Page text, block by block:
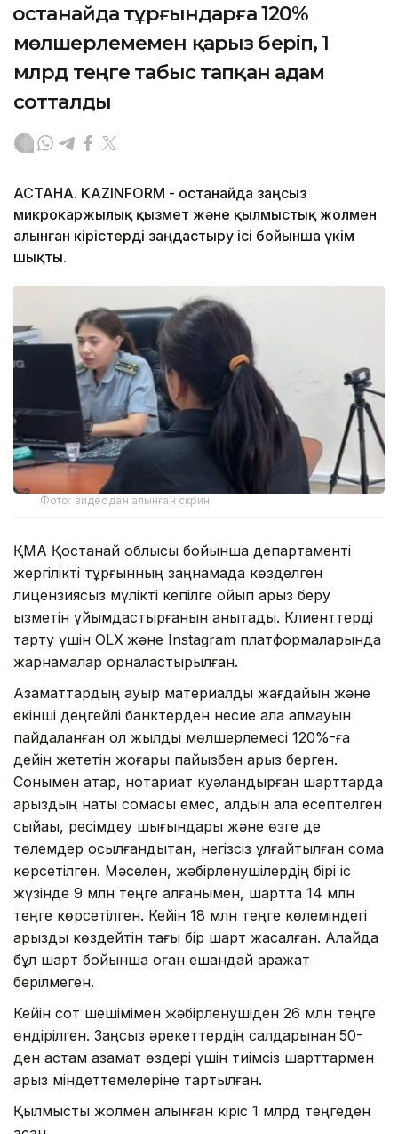
Қостанайда тұрғындарға 120%
мөлшерлемемен қарыз беріп, 1
млрд теңге табыс тапқан адам
сотталды
АСТАНА. KAZINFORM - Қостанайда заңсыз
микрокаржылық қызмет және қылмыстық жолмен
алынған кірістерді заңдастыру ісі бойынша үкім
шықты.
Фото: видеодан алынған скрин
ҚМА Қостанай облысы бойынша департаменті
жергілікті тұрғынның заңнамада көзделген
лицензиясыз мүлікті кепілге қойып қарыз беру
қызметін ұйымдастырғанын анықтады. Клиенттерді
тарту үшін OLX және Instagram платформаларында
жарнамалар орналастырылған.
Азаматтардың ауыр материалдық жағдайын және
екінші деңгейлі банктерден несие ала алмауын
пайдаланған ол жылдық мөлшерлемесі 120%-ға
дейін жететін жоғары пайызбен қарыз берген.
Сонымен қатар, нотариат куәландырған шарттарда
қарыздың нақты сомасы емес, алдын ала есептелген
сыйақы, ресімдеу шығындары және өзге де
төлемдер қосылғандықтан, негізсіз ұлғайтылған сома
көрсетілген. Мәселен, жәбірленушілердің бірі іс
жүзінде 9 млн теңге алғанымен, шартта 14 млн
теңге көрсетілген. Кейін 18 млн теңге көлеміндегі
қарызды көздейтін тағы бір шарт жасалған. Алайда
бұл шарт бойынша оған ешқандай қаражат
берілмеген.
Кейін сот шешімімен жәбірленушіден 26 млн теңге
өндірілген. Заңсыз әрекеттердің салдарынан 50-
ден астам азамат өздері үшін тиімсіз шарттармен
қарыз міндеттемелеріне тартылған.
Қылмыстық жолмен алынған кіріс 1 млрд теңгеден